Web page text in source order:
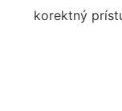
korektný